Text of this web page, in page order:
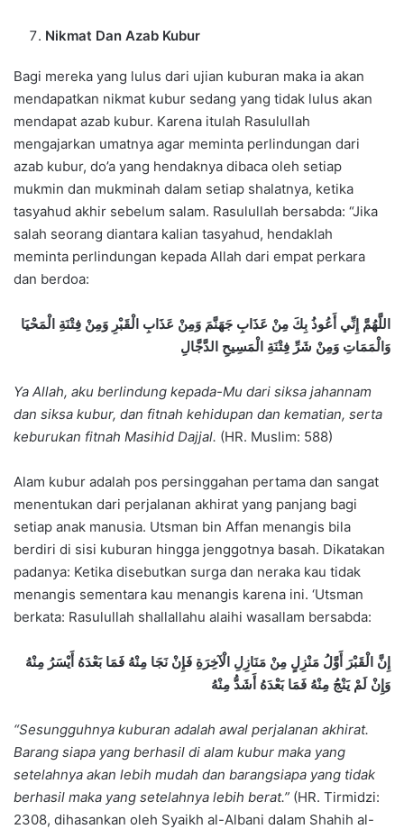
Nikmat Dan Azab Kubur
Bagi mereka yang lulus dari ujian kuburan maka ia akan
mendapatkan nikmat kubur sedang yang tidak lulus akan
mendapat azab kubur. Karena itulah Rasulullah
mengajarkan umatnya agar meminta perlindungan dari
azab kubur, do’a yang hendaknya dibaca oleh setiap
mukmin dan mukminah dalam setiap shalatnya, ketika
tasyahud akhir sebelum salam. Rasulullah bersabda: “Jika
salah seorang diantara kalian tasyahud, hendaklah
meminta perlindungan kepada Allah dari empat perkara
dan berdoa:
اللَّهُمَّ إِنِّي أَعُوذُ بِكَ مِنْ عَذَابِ جَهَنَّمَ وَمِنْ عَذَابِ الْقَبْرِ وَمِنْ فِتْنَةِ الْمَحْيَا
وَالْمَمَاتِ وَمِنْ شَرِّ فِتْنَةِ الْمَسِيحِ الدَّجَّالِ
Ya Allah, aku berlindung kepada-Mu dari siksa jahannam
dan siksa kubur, dan fitnah kehidupan dan kematian, serta
keburukan fitnah Masihid Dajjal. (HR. Muslim: 588)
Alam kubur adalah pos persinggahan pertama dan sangat
menentukan dari perjalanan akhirat yang panjang bagi
setiap anak manusia. Utsman bin Affan menangis bila
berdiri di sisi kuburan hingga jenggotnya basah. Dikatakan
padanya: Ketika disebutkan surga dan neraka kau tidak
menangis sementara kau menangis karena ini. ‘Utsman
berkata: Rasulullah shallallahu alaihi wasallam bersabda:
إِنَّ الْقَبْرَ أَوَّلُ مَنْزِلٍ مِنْ مَنَازِلِ الْآخِرَةِ فَإِنْ نَجَا مِنْهُ فَمَا بَعْدَهُ أَيْسَرُ مِنْهُ
وَإِنْ لَمْ يَنْجُ مِنْهُ فَمَا بَعْدَهُ أَشَدُّ مِنْهُ
“Sesungguhnya kuburan adalah awal perjalanan akhirat.
Barang siapa yang berhasil di alam kubur maka yang
setelahnya akan lebih mudah dan barangsiapa yang tidak
berhasil maka yang setelahnya lebih berat.” (HR. Tirmidzi:
2308, dihasankan oleh Syaikh al-Albani dalam Shahih al-